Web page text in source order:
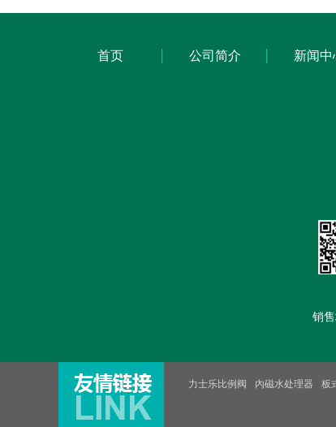
首页 公司简介 新闻中
销
力士乐比例阀 內磁水处理器 板